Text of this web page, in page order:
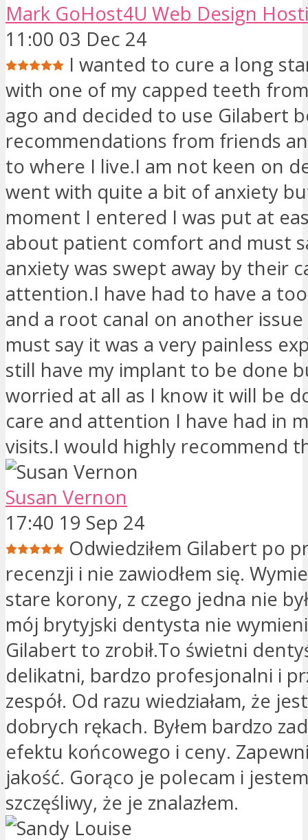
Mark GoHost4U Web Design
11:00 03 Dec 24
I wanted to cure a long
with one of my capped teeth
ago and decided to use Gilabert
recommendations from friends
to where I live.I am not keen on
went with quite a bit of anxiety
moment I entered I was put at
about patient comfort and must
anxiety was swept away by their
attention.I have had to have a
and a root canal on another
must say it was a very painless
still have my implant to be done
worried at all as I know it will be
care and attention I have had in
visits.I would highly recommend
Susan Vernon
17:40 19 Sep 24
Odwiedziłem Gilabert po
recenzji i nie zawiodłem się.
stare korony, z czego jedna nie
mój brytyjski dentysta nie
Gilabert to zrobił.To świetni
delikatni, bardzo profesjonalni i
zespół. Od razu wiedziałam, że
dobrych rękach. Byłem bardzo
efektu końcowego i ceny.
jakość. Gorąco je polecam i
szczęśliwy, że je znalazłem.